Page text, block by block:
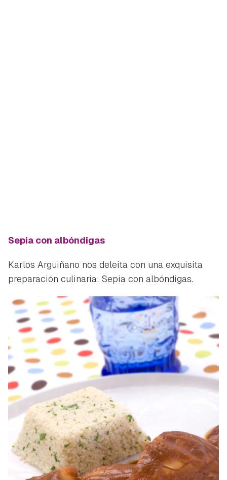
Sepia con albóndigas
Karlos Arguiñano nos deleita con una exquisita
preparación culinaria: Sepia con albóndigas.